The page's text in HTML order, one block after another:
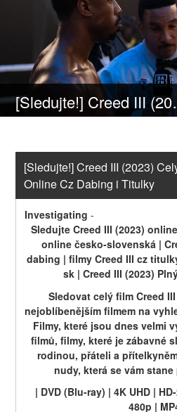
[Sledujte!]
[Sledujte!] Creed III (2023)
Online Cz Dabing i Titulky
Investigating -
Sledujte Creed III (2023)
online česko-slovenská |
dabing | filmy Creed III cz
sk | Creed III (2023)
Sledovat celý film Creed
nejoblíbenějším filmem na
Filmy, které jsou dnes velmi
filmů, filmy, které je zábavné
rodinou, přáteli a
nudy, která se vám
| DVD (Blu-ray) | 4K UHD |
480p |